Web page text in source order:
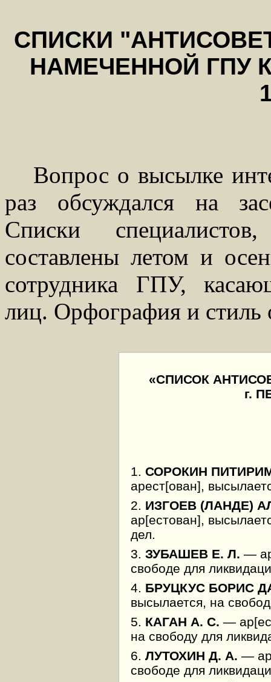
СПИСКИ
НАМЕЧЕННОЙ ГПУ
Вопрос о высылке
раз обсуждался на
Списки
составлены летом и
сотрудника ГПУ,
лиц. Орфография и стиль
«СПИСОК
г.
1. СОРОКИН
арест[ован],
2. ИЗГОЕВ (ЛАНДЕ)
ар[естован],
дел.
3. ЗУБАШЕВ Е. Л. —
свободе для
4. БРУЦКУС БОРИС
высылается, на
5. КАГАН А. С. —
на свободу для
6. ЛУТОХИН Д. А. —
свободе для